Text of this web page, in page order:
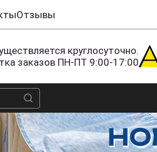
Отзывы
круглосуточно.
заказов ПН-ПТ 9:00-17:00